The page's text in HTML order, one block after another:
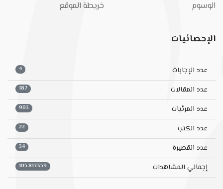
الوسوم خريطة الموقع
الإحصائيات
عدد الإجابات 4
عدد المقالات 187
عدد المرئيات 903
عدد الكتب 22
عدد القصيرة 34
إجمالي المشاهدات 105.817.359